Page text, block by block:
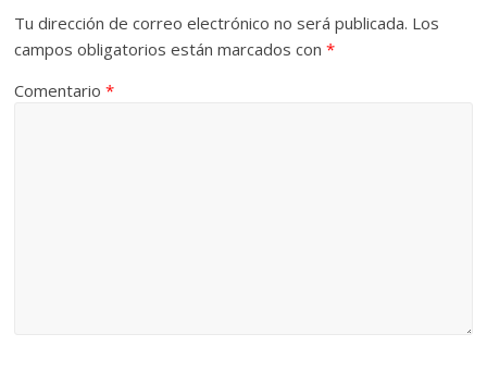
Tu dirección de correo electrónico no será publicada. Los
campos obligatorios están marcados con*
Comentario*